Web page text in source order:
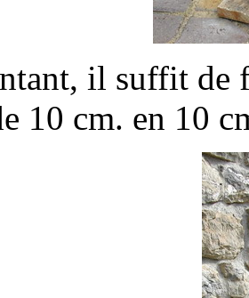
il suffit de
10 cm. en 10